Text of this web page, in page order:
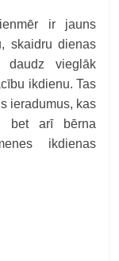
ir jauns
skaidru dienas
vieglāk
ikdienu. Tas
ieradumus, kas
bet arī bērna
ikdienas